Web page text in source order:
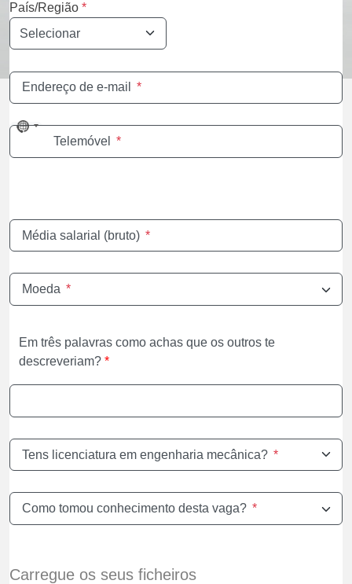
País/Região *
Endereço de e-mail *
No
countryTelemóvel *
Média salarial (bruto) *
Moeda *
Em três palavras como achas que os outros te
descreveriam? *
Tens licenciatura em engenharia mecânica? *
Como tomou conhecimento desta vaga? *
Carregue os seus ficheiros